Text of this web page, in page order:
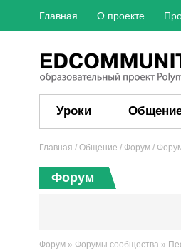
Главная О проекте
Уроки
Главная / Общение / Форум /
Форум
Форум » Форумы сообщества »